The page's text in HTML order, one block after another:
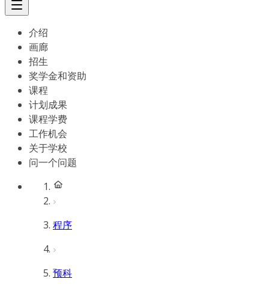
介绍
画廊
招生
奖学金和资助
课程
计划成果
课程学费
工作机会
关于学校
问一个问题
程序
预科